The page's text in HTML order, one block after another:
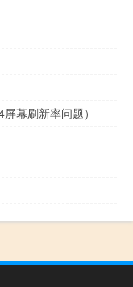
幕刷新率问题）